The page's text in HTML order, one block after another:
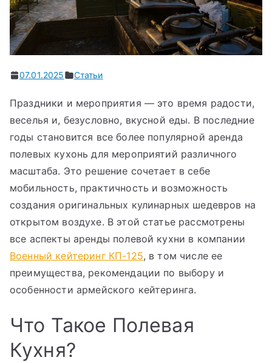
07.01.2025 Статьи
Праздники и мероприятия — это время радости,
веселья и, безусловно, вкусной еды. В последние
годы становится все более популярной аренда
полевых кухонь для мероприятий различного
масштаба. Это решение сочетает в себе
мобильность, практичность и возможность
создания оригинальных кулинарных шедевров на
открытом воздухе. В этой статье рассмотрены
все аспекты аренды полевой кухни в компании
Военный кейтеринг КП-125, в том числе ее
преимущества, рекомендации по выбору и
особенности армейского кейтеринга.
Что Такое Полевая
Кухня?